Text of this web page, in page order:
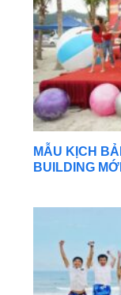
MẪU KỊCH
BUILDING